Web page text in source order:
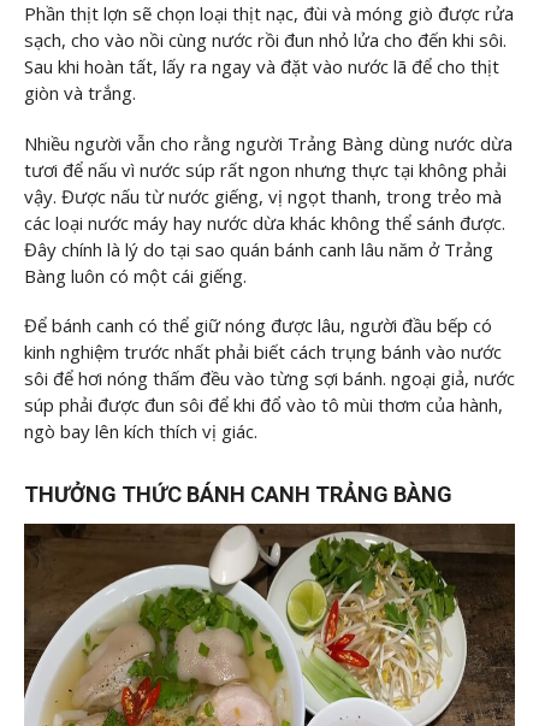
Phần thịt lợn sẽ chọn loại thịt nạc, đùi và móng giò được rửa
sạch, cho vào nồi cùng nước rồi đun nhỏ lửa cho đến khi sôi.
Sau khi hoàn tất, lấy ra ngay và đặt vào nước lã để cho thịt
giòn và trắng.
Nhiều người vẫn cho rằng người Trảng Bàng dùng nước dừa
tươi để nấu vì nước súp rất ngon nhưng thực tại không phải
vậy. Được nấu từ nước giếng, vị ngọt thanh, trong trẻo mà
các loại nước máy hay nước dừa khác không thể sánh được.
Đây chính là lý do tại sao quán bánh canh lâu năm ở Trảng
Bàng luôn có một cái giếng.
Để bánh canh có thể giữ nóng được lâu, người đầu bếp có
kinh nghiệm trước nhất phải biết cách trụng bánh vào nước
sôi để hơi nóng thấm đều vào từng sợi bánh. ngoại giả, nước
súp phải được đun sôi để khi đổ vào tô mùi thơm của hành,
ngò bay lên kích thích vị giác.
THƯỞNG THỨC BÁNH CANH TRẢNG BÀNG